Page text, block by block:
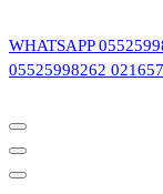
geç
WHATSAPP
05525998262